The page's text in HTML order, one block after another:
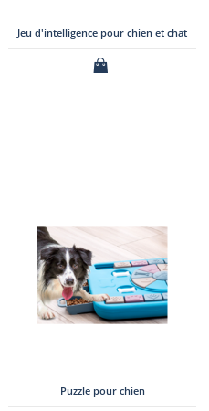
Jeu d'intelligence pour chien et chat
Puzzle pour chien